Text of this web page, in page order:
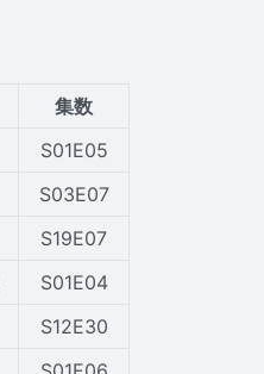
集数
S01E05
S03E07
S19E07
S01E04
S12E30